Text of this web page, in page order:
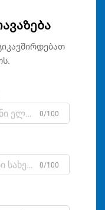
0/100
0/100